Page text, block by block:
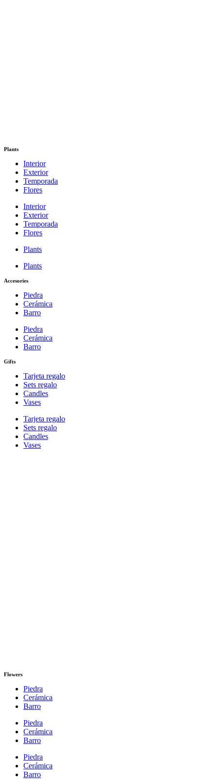
Plants
Interior
Exterior
Temporada
Flores
Interior
Exterior
Temporada
Flores
Plants
Plants
Accesories
Piedra
Cerámica
Barro
Piedra
Cerámica
Barro
Gifts
Tarjeta regalo
Sets regalo
Candles
Vases
Tarjeta regalo
Sets regalo
Candles
Vases
Flowers
Piedra
Cerámica
Barro
Piedra
Cerámica
Barro
Piedra
Cerámica
Barro